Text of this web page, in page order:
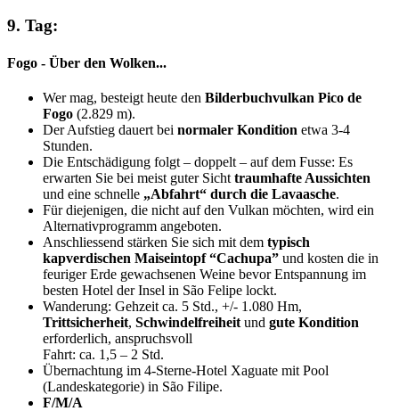
9. Tag:
Fogo - Über den Wolken...
Wer mag, besteigt heute den Bilderbuchvulkan Pico de
Fogo (2.829 m).
Der Aufstieg dauert bei normaler Kondition etwa 3-4
Stunden.
Die Entschädigung folgt – doppelt – auf dem Fusse: Es
erwarten Sie bei meist guter Sicht traumhafte Aussichten
und eine schnelle „Abfahrt“ durch die Lavaasche.
Für diejenigen, die nicht auf den Vulkan möchten, wird ein
Alternativprogramm angeboten.
Anschliessend stärken Sie sich mit dem typisch
kapverdischen Maiseintopf “Cachupa” und kosten die in
feuriger Erde gewachsenen Weine bevor Entspannung im
besten Hotel der Insel in São Felipe lockt.
Wanderung: Gehzeit ca. 5 Std., +/- 1.080 Hm,
Trittsicherheit, Schwindelfreiheit und gute Kondition
erforderlich, anspruchsvoll
Fahrt: ca. 1,5 – 2 Std.
Übernachtung im 4-Sterne-Hotel Xaguate mit Pool
(Landeskategorie) in São Filipe.
F/M/A